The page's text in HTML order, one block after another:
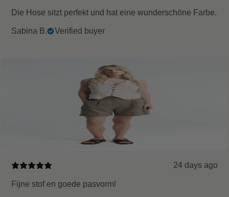
Die Hose sitzt perfekt und hat eine wunderschöne Farbe.
Sabina B. Verified buyer
24 days ago
Fijne stof en goede pasvorm!